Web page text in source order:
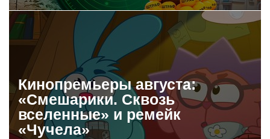
Кинопремьеры августа:
«Смешарики. Сквозь
вселенные» и ремейк
«Чучела»